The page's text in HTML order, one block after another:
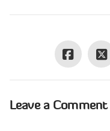
Leave a Comment